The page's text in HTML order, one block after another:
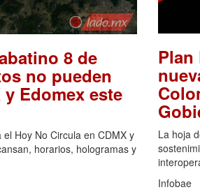
8 de
no pueden
Edomex este
Hoy No Circula en CDMX y
horarios, hologramas y
Plan
La hoja
Infobae